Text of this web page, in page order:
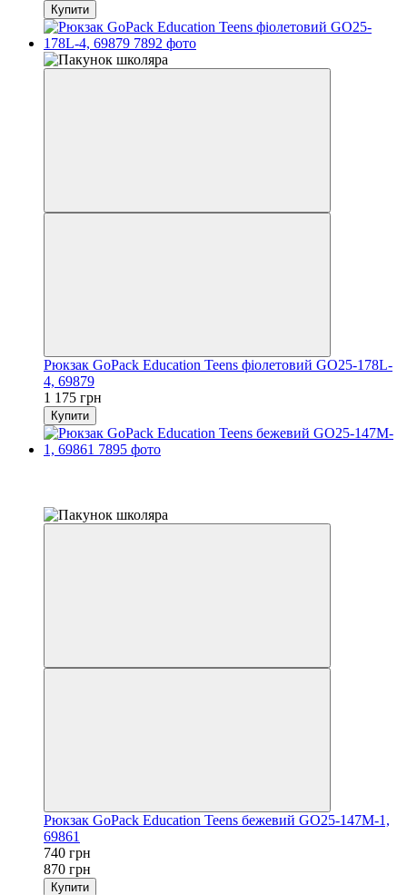
Купити
Рюкзак GoPack Education Teens фіолетовий GO25-178L-
4, 69879
1 175 грн
Купити
Рюкзак GoPack Education Teens бежевий GO25-147M-1,
69861
740 грн
870 грн
Купити